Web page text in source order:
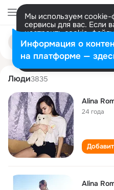
Мы используем cookie-
сервисы для вас. Если
настроить cookie-
представитель.
Разрешить все
Поиск
людям
alina romanova
Люди3835
Alina
24 года
Alina
Информация о
на платформе —